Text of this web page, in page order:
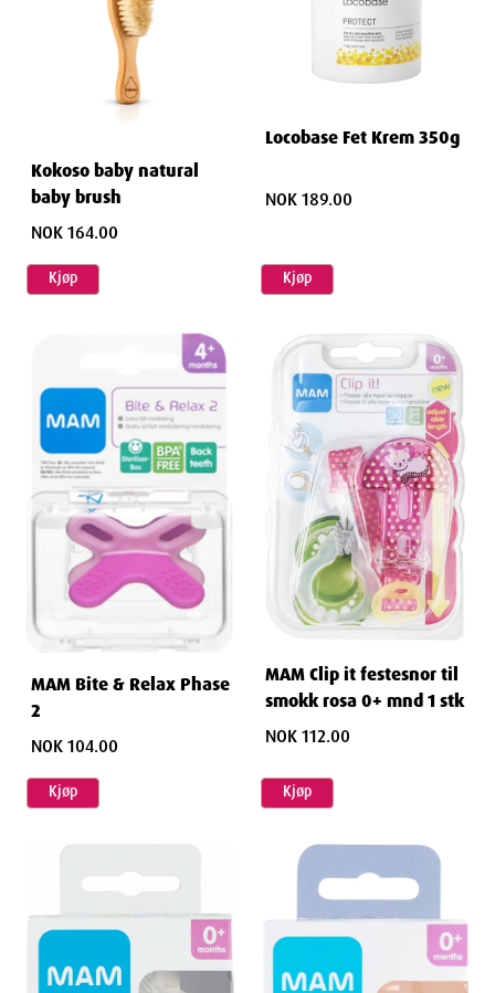
Kokoso baby natural
baby brush
NOK 164.00
Kjøp
Locobase Fet Krem 350g
NOK 189.00
Kjøp
MAM Bite & Relax Phase
2
NOK 104.00
Kjøp
MAM Clip it festesnor til
smokk rosa 0+ mnd 1 stk
NOK 112.00
Kjøp